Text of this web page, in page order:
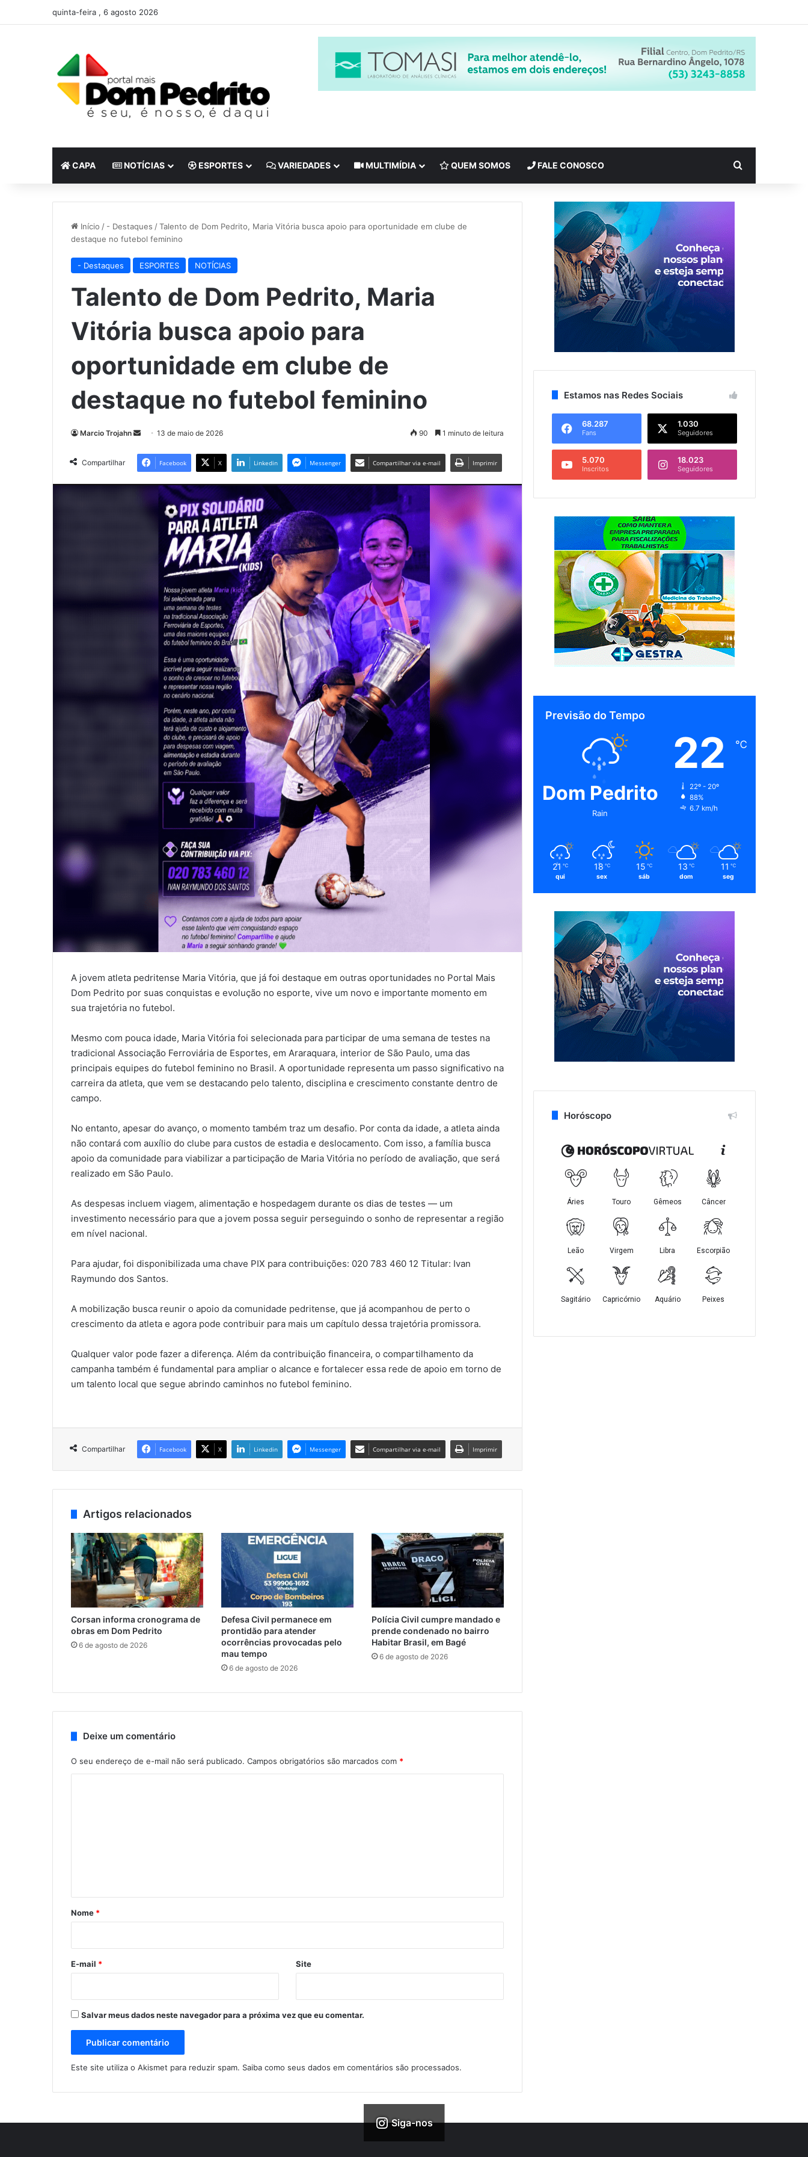
quinta-feira , 6 agosto 2026
CAPA NOTÍCIAS ESPORTES VARIEDADES MULTIMÍDIA QUEM SOMOS FALE CONOSCO
Início / - Destaques /Talento de Dom Pedrito, Maria Vitória busca apoio para oportunidade em clube de
destaque no futebol feminino
- Destaques ESPORTES NOTÍCIAS
Talento de Dom Pedrito, Maria
Vitória busca apoio para
oportunidade em clube de
destaque no futebol feminino
Marcio Trojahn
Mande
e-
13 de maio de 2026 90 1 minuto de leitura
Compartilhar Facebook X Linkedin Messenger Compartilhar via e-mail Imprimir
A jovem atleta pedritense Maria Vitória, que já foi destaque em outras oportunidades no Portal Mais
Dom Pedrito por suas conquistas e evolução no esporte, vive um novo e importante momento em
sua trajetória no futebol.
Mesmo com pouca idade, Maria Vitória foi selecionada para participar de uma semana de testes na
tradicional Associação Ferroviária de Esportes, em Araraquara, interior de São Paulo, uma das
principais equipes do futebol feminino no Brasil. A oportunidade representa um passo significativo na
carreira da atleta, que vem se destacando pelo talento, disciplina e crescimento constante dentro de
campo.
No entanto, apesar do avanço, o momento também traz um desafio. Por conta da idade, a atleta ainda
não contará com auxílio do clube para custos de estadia e deslocamento. Com isso, a família busca
apoio da comunidade para viabilizar a participação de Maria Vitória no período de avaliação, que será
realizado em São Paulo.
As despesas incluem viagem, alimentação e hospedagem durante os dias de testes — um
investimento necessário para que a jovem possa seguir perseguindo o sonho de representar a região
em nível nacional.
Para ajudar, foi disponibilizada uma chave PIX para contribuições: 020 783 460 12 Titular: Ivan
Raymundo dos Santos.
A mobilização busca reunir o apoio da comunidade pedritense, que já acompanhou de perto o
crescimento da atleta e agora pode contribuir para mais um capítulo dessa trajetória promissora.
Qualquer valor pode fazer a diferença. Além da contribuição financeira, o compartilhamento da
campanha também é fundamental para ampliar o alcance e fortalecer essa rede de apoio em torno de
um talento local que segue abrindo caminhos no futebol feminino.
Compartilhar Facebook X Linkedin Messenger Compartilhar via e-mail Imprimir
Artigos relacionados
Corsan informa cronograma de
obras em Dom Pedrito
6 de agosto de 2026
Defesa Civil permanece em
prontidão para atender
ocorrências provocadas pelo
mau tempo
6 de agosto de 2026
Polícia Civil cumpre mandado e
prende condenado no bairro
Habitar Brasil, em Bagé
6 de agosto de 2026
Deixe um comentário
O seu endereço de e-mail não será publicado. Campos obrigatórios são marcados com *
r
*
Nome *
E-mail * Site
Salvar meus dados neste navegador para a próxima vez que eu comentar.
Este site utiliza o Akismet para reduzir spam. Saiba como seus dados em comentários são processados.
Estamos nas Redes Sociais
68.287
Fans
1.030
Seguidores
5.070
Inscritos
18.023
Seguidores
Previsão do Tempo
Dom Pedrito
Rain
22 ℃
22º - 20º
88%
6.7 km/h
21 ℃
qui
18 ℃
sex
15 ℃
sáb
13 ℃
dom
11 ℃
seg
Horóscopo
Siga-nos